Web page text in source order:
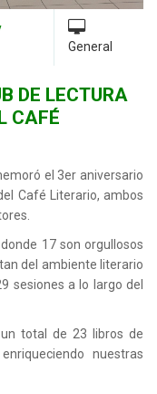
General
DE LECTURA
CAFÉ
el 3er aniversario
Café Literario, ambos
17 son orgullosos
del ambiente literario
sesiones a lo largo del
total de 23 libros de
nuestras